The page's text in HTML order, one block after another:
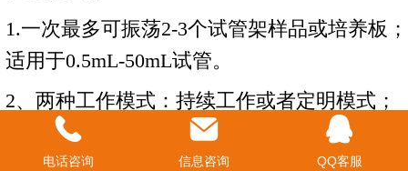
1.一次最多可振荡2-3个试管架样品或培养板；
适用于0.5mL-50mL试管。
2、两种工作模式：持续工作或者定明模式；
3、调速范围：500-2500rpm
电话咨询 信息咨询 QQ客服